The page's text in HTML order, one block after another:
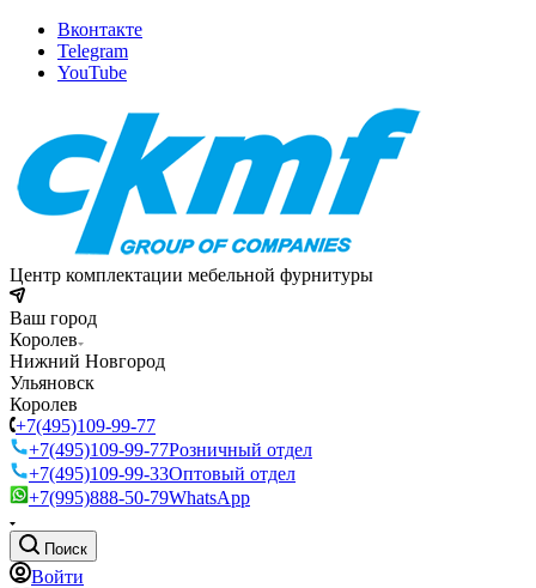
Вконтакте
Telegram
YouTube
Центр комплектации мебельной фурнитуры
Ваш город
Королев
Нижний Новгород
Ульяновск
Королев
+7(495)109-99-77
+7(495)109-99-77Розничный отдел
+7(495)109-99-33Оптовый отдел
+7(995)888-50-79WhatsApp
Поиск
Войти